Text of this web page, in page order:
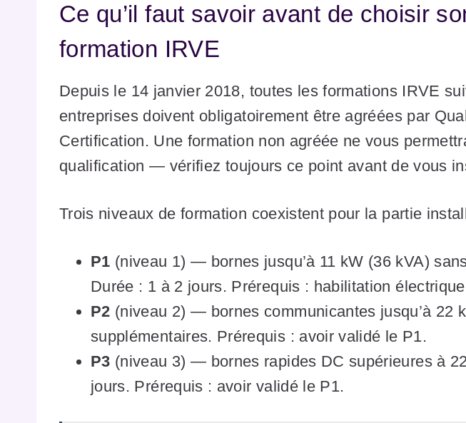
Ce qu’il faut savoir avant de choisir
formation IRVE
Depuis le 14 janvier 2018, toutes les formations IRVE
entreprises doivent obligatoirement être agréées par
Certification. Une formation non agréée ne vous
qualification — vérifiez toujours ce point avant de vous
Trois niveaux de formation coexistent pour la partie
P1 (niveau 1) — bornes jusqu’à 11 kW (36 kVA)
Durée : 1 à 2 jours. Prérequis : habilitation
P2 (niveau 2) — bornes communicantes jusqu’à 22
supplémentaires. Prérequis : avoir validé le P1.
P3 (niveau 3) — bornes rapides DC supérieures à
jours. Prérequis : avoir validé le P1.